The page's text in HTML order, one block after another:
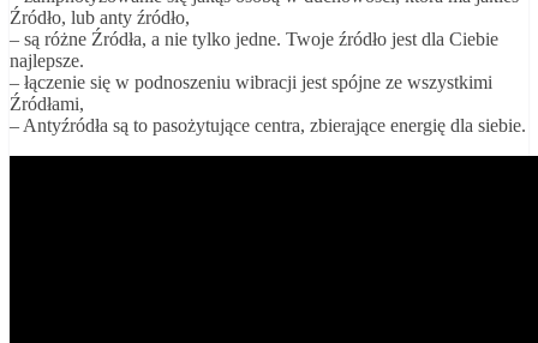
Źródło, lub anty źródło,
– są różne Źródła, a nie tylko jedne. Twoje źródło jest dla Ciebie
najlepsze.
– łączenie się w podnoszeniu wibracji jest spójne ze wszystkimi
Źródłami,
– Antyźródła są to pasożytujące centra, zbierające energię dla siebie.